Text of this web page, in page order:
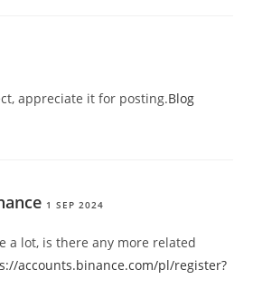
appreciate it for posting.Blog
1 SEP 2024
a lot, is there any more related
accounts.binance.com/pl/register?